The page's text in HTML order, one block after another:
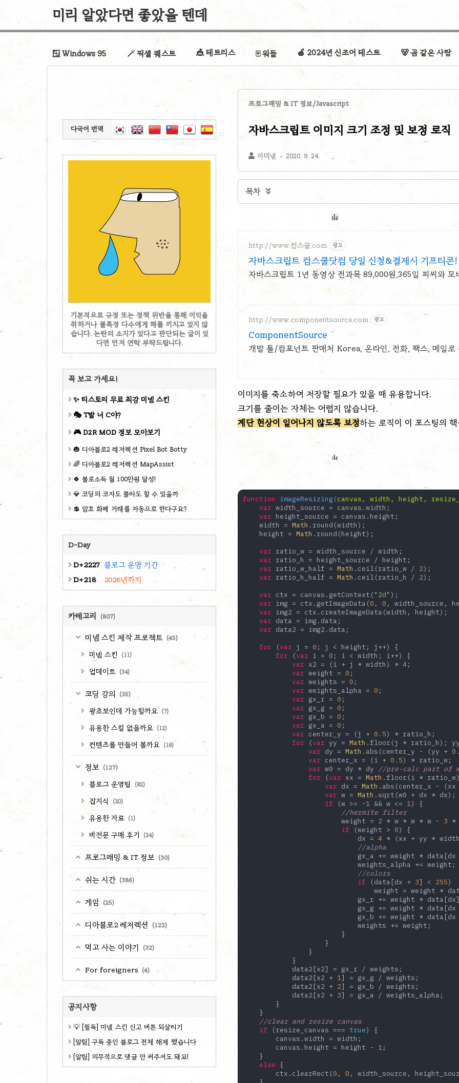
미리 알았다면 좋았을 텐데
🪟 Windows 95 🪄 픽셀 퀘스트 🎪 테트리스 🀄 워들 🍎 2024년 신조어 테스트 🐻 곰 같은 사람
다국어 번역
기본적으로 규정 또는 정책 위반을 통해 이익을
취하거나 불특정 다수에게 해를 끼치고 있지 않
습니다. 논란의 소지가 있다고 판단되는 글이 있
다면 먼저 연락 부탁드립니다.
꼭 보고 가세요!
✨ 티스토리 무료 최강 미넴 스킨
🎭 T발 너 C야?
🎮 D2R MOD 정보 모아보기
🎃 디아블로2 레저렉션 Pixel Bot Botty
🌈 디아블로2 레저렉션 MapAssist
🍀 불로소득 월 100만원 달성!
💎 코딩의 코자도 몰라도 할 수 있을까
💲 암호 화폐 거래를 자동으로 한다구요?
D-Day
D+2227 블로그 운영 기간
D+218
2026년까지
카테고리 (807)
미넴 스킨 제작 프로젝트 (45)
미넴 스킨 (11)
업데이트 (34)
코딩 강의 (35)
왕초보인데 가능할까요 (7)
유용한 스킬 없을까요 (12)
컨텐츠를 만들어 볼까요 (16)
정보 (127)
블로그 운영팁 (82)
잡지식 (20)
유용한 자료 (1)
비전문 구매 후기 (24)
프로그래밍 & IT 정보 (30)
쉬는 시간 (386)
게임 (25)
디아블로2 레저렉션 (122)
먹고 사는 이야기 (32)
For foreigners (4)
공지사항
💡 [필독] 미넴 스킨 신고 버튼 되살리기
[알림] 구독 중인 블로그 전체 해제 했습니다
[알림] 의무적으로 댓글 안 써주셔도 돼요!
프로그래밍 & IT 정보/Javascript
자바스크립트 이미지 크기 조정 및 보정 로직
아미넴 2020. 9. 24.
목차 
http://www.컴스쿨.com 광고
자바스크립트 컴스쿨닷컴 당일 신청&결제시 기프티콘!
자바스크립트 1년 동영상 전과목 89,000원,365일 피씨와 모
http://www.componentsource.com 광고
ComponentSource
개발 툴/컴포넌트 판매처 Korea, 온라인, 전화, 팩스, 메일로
이미지를 축소하여 저장할 필요가 있을 때 유용합니다.
크기를 줄이는 자체는 어렵지 않습니다.
계단 현상이 일어나지 않도록 보정하는 로직이 이 포스팅의
function imageResizing (canvas, width, height,
var width_source = canvas.width;
var height_source = canvas.height;
    width =
Math .round(width);
    height =
Math .round(height);
var ratio_w = width_source / width;
var ratio_h = height_source / height;
var ratio_w_half = Math .ceil(ratio_w / 2);
var ratio_h_half = Math .ceil(ratio_h / 2);
var ctx = canvas.getContext("2d" );
var img = ctx.getImageData(0 , 0 , width_source,
var img2 = ctx.createImageData(width, height);
var data = img.data;
var data2 = img2.data;
for (var j = 0 ; j < height; j++) {
for (var i = 0 ; i < width; i++) {
var x2 = (i + j * width) * 4;
var weight = 0 ;
var weights = 0 ;
var weights_alpha = 0 ;
var gx_r = 0 ;
var gx_g = 0 ;
var gx_b = 0 ;
var gx_a = 0 ;
var center_y = (j + 0.5) * ratio_h;
for (var yy = Math .floor(j * ratio_h);
var dy = Math .abs(center_y - (yy +
var center_x = (i + 0.5) * ratio_w;
var w0 = dy * dy
//pre-calc part of
for (var xx = Math .floor(i *
var dx = Math .abs(center_x -
var w = Math .sqrt(w0 + dx * dx);
if (w >= -1 && w <= 1) {
//hermite filter
                        weight =
2 * w * w * w - 3 *
if (weight > 0) {
                            dx =
4 * (xx + yy *
//alpha
gx_a += weight *
                            weights_alpha += weight;
//colors
if (data[dx + 3] < 255)
weight = weight *
gx_r += weight *
gx_g += weight *
gx_b += weight *
                            weights += weight;
                        }
                    }
                }
            }
            data2[x2] = gx_r / weights;
            data2[x2 +
1] = gx_g / weights;
            data2[x2 +
2] = gx_b / weights;
            data2[x2 +
3] = gx_a / weights_alpha;
        }
    }
//clear and resize canvas
if (resize_canvas === true) {
        canvas.width = width;
        canvas.height = height -
1;
    }
else {
        ctx.clearRect(
0 , 0 , width_source,